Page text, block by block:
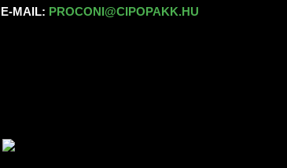
E-MAIL: PROCONI@CIPOPAKK.HU